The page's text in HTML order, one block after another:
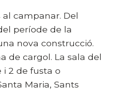
campanar. Del
període de la
nova construcció.
de cargol. La sala del
2 de fusta o
Maria, Sants